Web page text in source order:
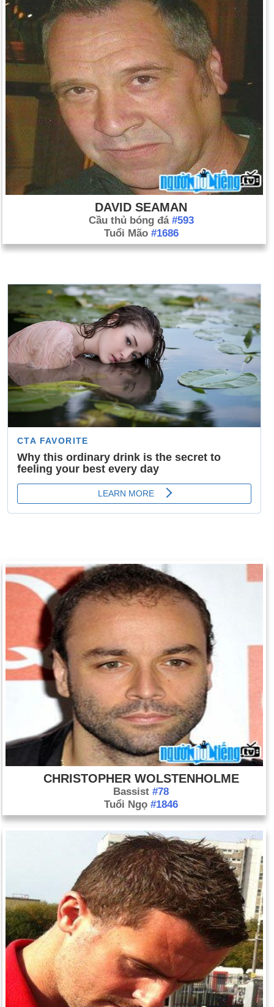
DAVID SEAMAN
Cầu thủ bóng đá #593
Tuổi Mão #1686
CHRISTOPHER WOLSTENHOLME
Bassist #78
Tuổi Ngọ #1846